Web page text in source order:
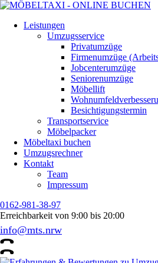
Leistungen
Umzugsservice
Privatumzüge
Firmenumzüge
Jobcenterumzüge
Seniorenumzüge
Möbellift
Besichtigungstermin
Transportservice
Möbelpacker
Möbeltaxi buchen
Umzugsrechner
Kontakt
Team
Impressum
0162-981-38-97
Erreichbarkeit von 9:00 bis 20:00
info@mts.nrw